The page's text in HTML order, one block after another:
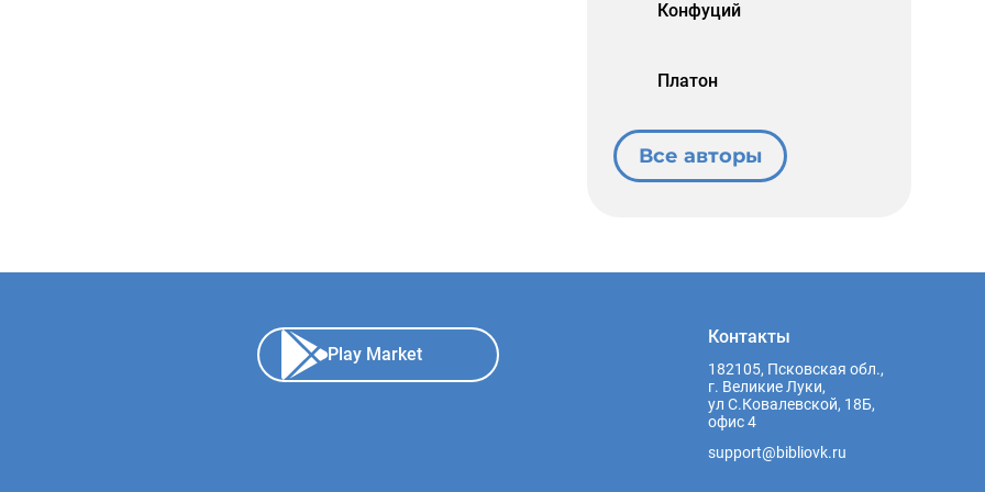
Конфуций
Платон
Все авторы
Play Market
Контакты
182105, Псковская обл.,
г. Великие Луки,
ул С.Ковалевской, 18Б,
офис 4
support@bibliovk.ru